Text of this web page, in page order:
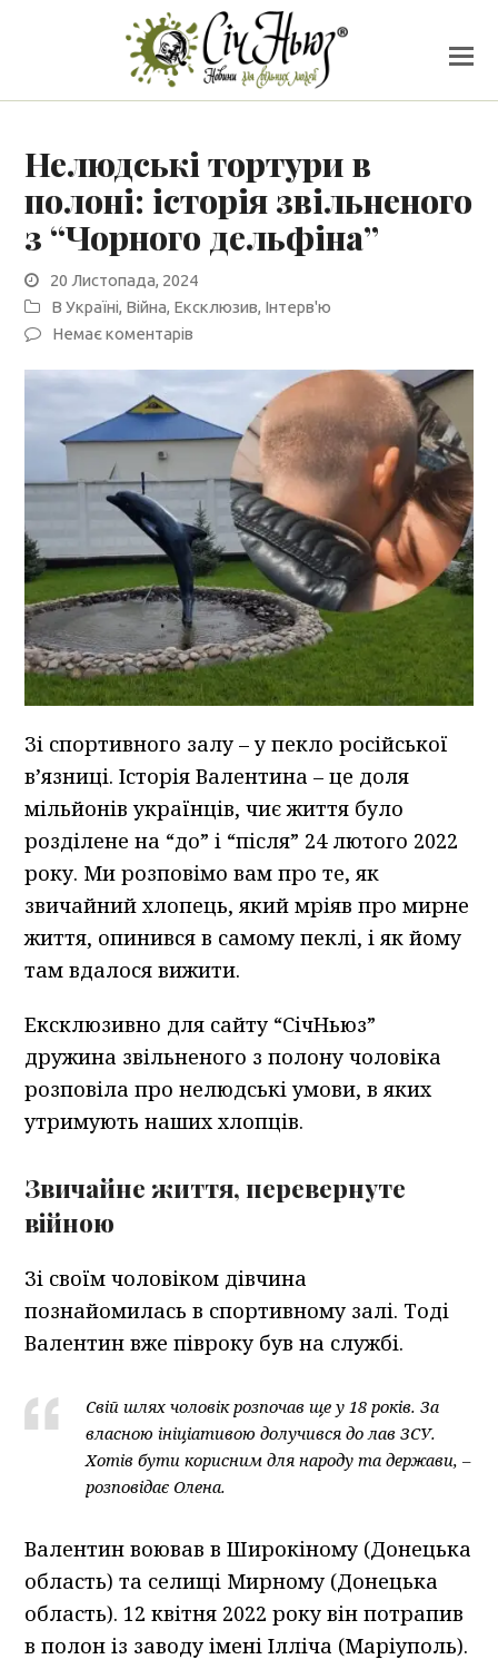
Нелюдські тортури в
полоні: історія звільненого
з “Чорного дельфіна”
20 Листопада, 2024
В Україні, Війна, Ексклюзив, Інтерв'ю
Немає коментарів
Зі спортивного залу – у пекло російської
в’язниці. Історія Валентина – це доля
мільйонів українців, чиє життя було
розділене на “до” і “після” 24 лютого 2022
року. Ми розповімо вам про те, як
звичайний хлопець, який мріяв про мирне
життя, опинився в самому пеклі, і як йому
там вдалося вижити.
Ексклюзивно для сайту “СічНьюз”
дружина звільненого з полону чоловіка
розповіла про нелюдські умови, в яких
утримують наших хлопців.
Звичайне життя, перевернуте
війною
Зі своїм чоловіком дівчина
познайомилась в спортивному залі. Тоді
Валентин вже півроку був на службі.
Свій шлях чоловік розпочав ще у 18 років. За
власною ініціативою долучився до лав ЗСУ.
Хотів бути корисним для народу та держави, –
розповідає Олена.
Валентин воював в Широкіному (Донецька
область) та селищі Мирному (Донецька
область). 12 квітня 2022 року він потрапив
в полон із заводу імені Ілліча (Маріуполь).